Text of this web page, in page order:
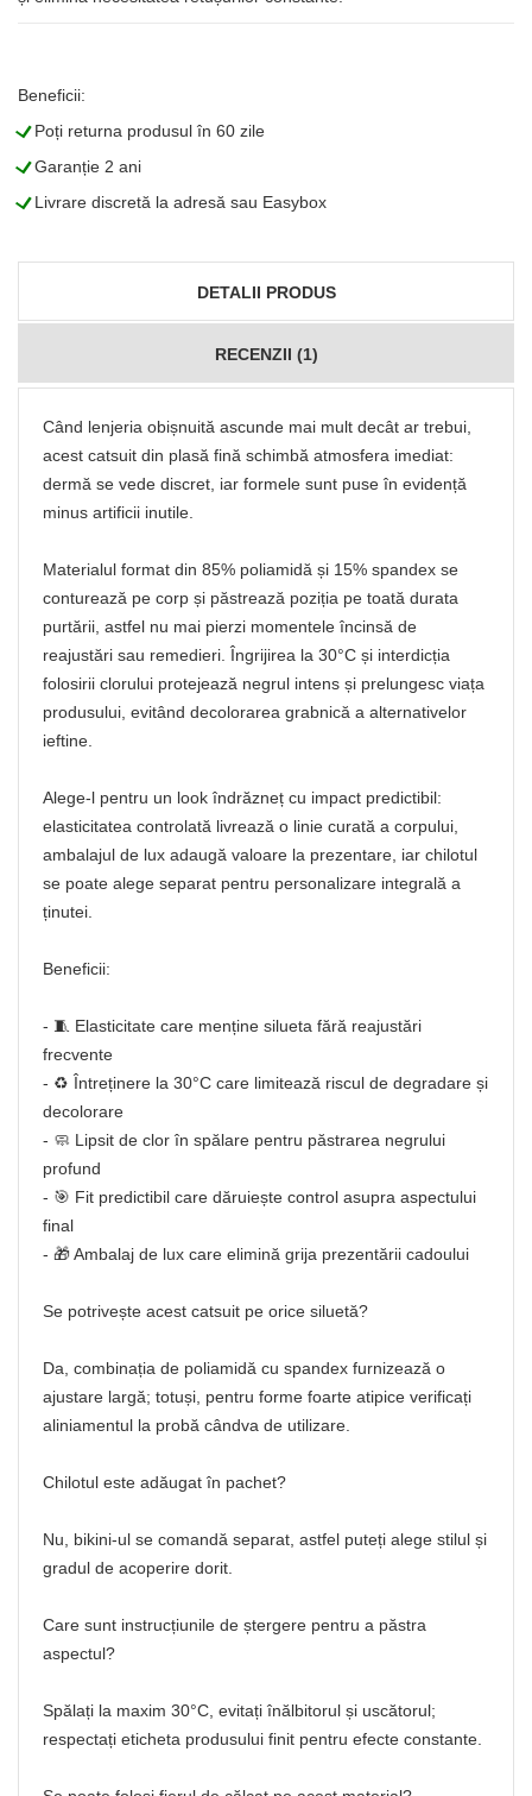
Beneficii:
LPoți returna produsul în 60 zile
LGaranție 2 ani
LLivrare discretă la adresă sau Easybox
DETALII PRODUS
RECENZII (1)
Când lenjeria obișnuită ascunde mai mult decât ar trebui,
acest catsuit din plasă fină schimbă atmosfera imediat:
dermă se vede discret, iar formele sunt puse în evidență
minus artificii inutile.
Materialul format din 85% poliamidă și 15% spandex se
conturează pe corp și păstrează poziția pe toată durata
purtării, astfel nu mai pierzi momentele încinsă de
reajustări sau remedieri. Îngrijirea la 30°C și interdicția
folosirii clorului protejează negrul intens și prelungesc viața
produsului, evitând decolorarea grabnică a alternativelor
ieftine.
Alege-l pentru un look îndrăzneț cu impact predictibil:
elasticitatea controlată livrează o linie curată a corpului,
ambalajul de lux adaugă valoare la prezentare, iar chilotul
se poate alege separat pentru personalizare integrală a
ținutei.
Beneficii:
- 🧵 Elasticitate care menține silueta fără reajustări
frecvente
- ♻️ Întreținere la 30°C care limitează riscul de degradare și
decolorare
- 🧼 Lipsit de clor în spălare pentru păstrarea negrului
profund
- 🎯 Fit predictibil care dăruiește control asupra aspectului
final
- 🎁 Ambalaj de lux care elimină grija prezentării cadoului
Se potrivește acest catsuit pe orice siluetă?
Da, combinația de poliamidă cu spandex furnizează o
ajustare largă; totuși, pentru forme foarte atipice verificați
aliniamentul la probă cândva de utilizare.
Chilotul este adăugat în pachet?
Nu, bikini-ul se comandă separat, astfel puteți alege stilul și
gradul de acoperire dorit.
Care sunt instrucțiunile de ștergere pentru a păstra
aspectul?
Spălați la maxim 30°C, evitați înălbitorul și uscătorul;
respectați eticheta produsului finit pentru efecte constante.